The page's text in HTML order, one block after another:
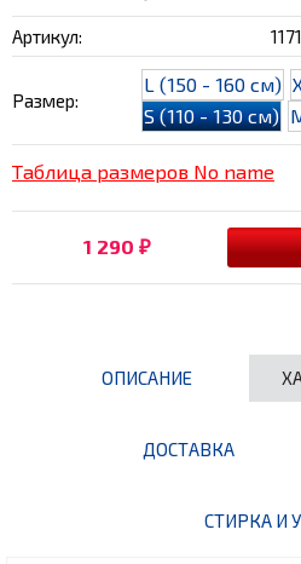
Артикул:
Размер:
L (150 - 160 см)
S (110 - 130 см)
Таблица размеров No name
1 290 ₽
ОПИСАНИЕ
ДОСТАВКА
СТИРКА И